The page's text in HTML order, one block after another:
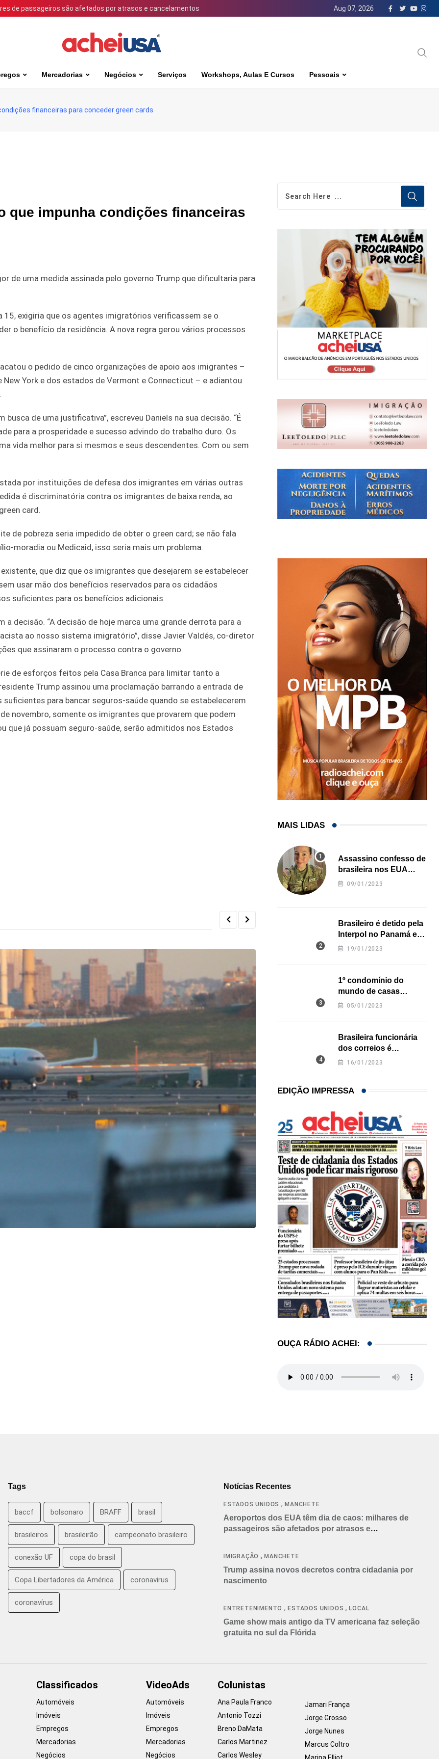
de passageiros são afetados por atrasos e cancelamentos Aug 07, 2026
Mercadorias Negócios Serviços Workshops, Aulas E Cursos Pessoais
financeiras para conceder green cards
que impunha condições financeiras
de uma medida assinada pelo governo Trump que dificultaria para
exigiria que os agentes imigratórios verificassem se o
o benefício da residência. A nova regra gerou vários processos
o pedido de cinco organizações de apoio aos imigrantes –
York e dos estados de Vermont e Connecticut – e adiantou
de uma justificativa”, escreveu Daniels na sua decisão. “É
para a prosperidade e sucesso advindo do trabalho duro. Os
vida melhor para si mesmos e seus descendentes. Com ou sem
por instituições de defesa dos imigrantes em várias outras
é discriminatória contra os imigrantes de baixa renda, ao
card.
de pobreza seria impedido de obter o green card; se não fala
moradia ou Medicaid, isso seria mais um problema.
que diz que os imigrantes que desejarem se estabelecer
usar mão dos benefícios reservados para os cidadãos
suficientes para os benefícios adicionais.
decisão. “A decisão de hoje marca uma grande derrota para a
ao nosso sistema imigratório”, disse Javier Valdés, co-diretor
que assinaram o processo contra o governo.
de esforços feitos pela Casa Branca para limitar tanto a
Trump assinou uma proclamação barrando a entrada de
para bancar seguros-saúde quando se estabelecerem
novembro, somente os imigrantes que provarem que podem
que já possuam seguro-saúde, serão admitidos nos Estados
IMIGRAÇÃO,
Trump assina novos decretos contra cidadania
07/08/2026
MAIS LIDAS
Assassino confesso de
brasileira nos EUA
revela onde deixou o
09/01/2023
Brasileiro é detido pela
Interpol no Panamá e
pode pegar prisão
19/01/2023
1º condomínio do
mundo de casas
impressas em 3D é
05/01/2023
Brasileira funcionária
dos correios é
assassinada a facadas
16/01/2023
EDIÇÃO IMPRESSA
OUÇA RÁDIO ACHEI:
Tags
baccf bolsonaro BRAFF brasil
brasileiros brasileirão campeonato brasileiro
conexão UF copa do brasil
Copa Libertadores da América coronavirus
coronavírus
Notícias Recentes
ESTADOS UNIDOS ,MANCHETE
Aeroportos dos EUA têm dia de caos: milhares de
passageiros são afetados por atrasos e
IMIGRAÇÃO ,MANCHETE
Trump assina novos decretos contra cidadania por
nascimento
ENTRETENIMENTO ,ESTADOS UNIDOS ,LOCAL
Game show mais antigo da TV americana faz seleção
gratuita no sul da Flórida
Classificados
Automóveis
Imóveis
Empregos
Mercadorias
Negócios
VideoAds
Automóveis
Imóveis
Empregos
Mercadorias
Negócios
Colunistas
Ana Paula Franco
Antonio Tozzi
Breno DaMata
Carlos Martinez
Carlos Wesley
Jamari França
Jorge Grosso
Jorge Nunes
Marcus Coltro